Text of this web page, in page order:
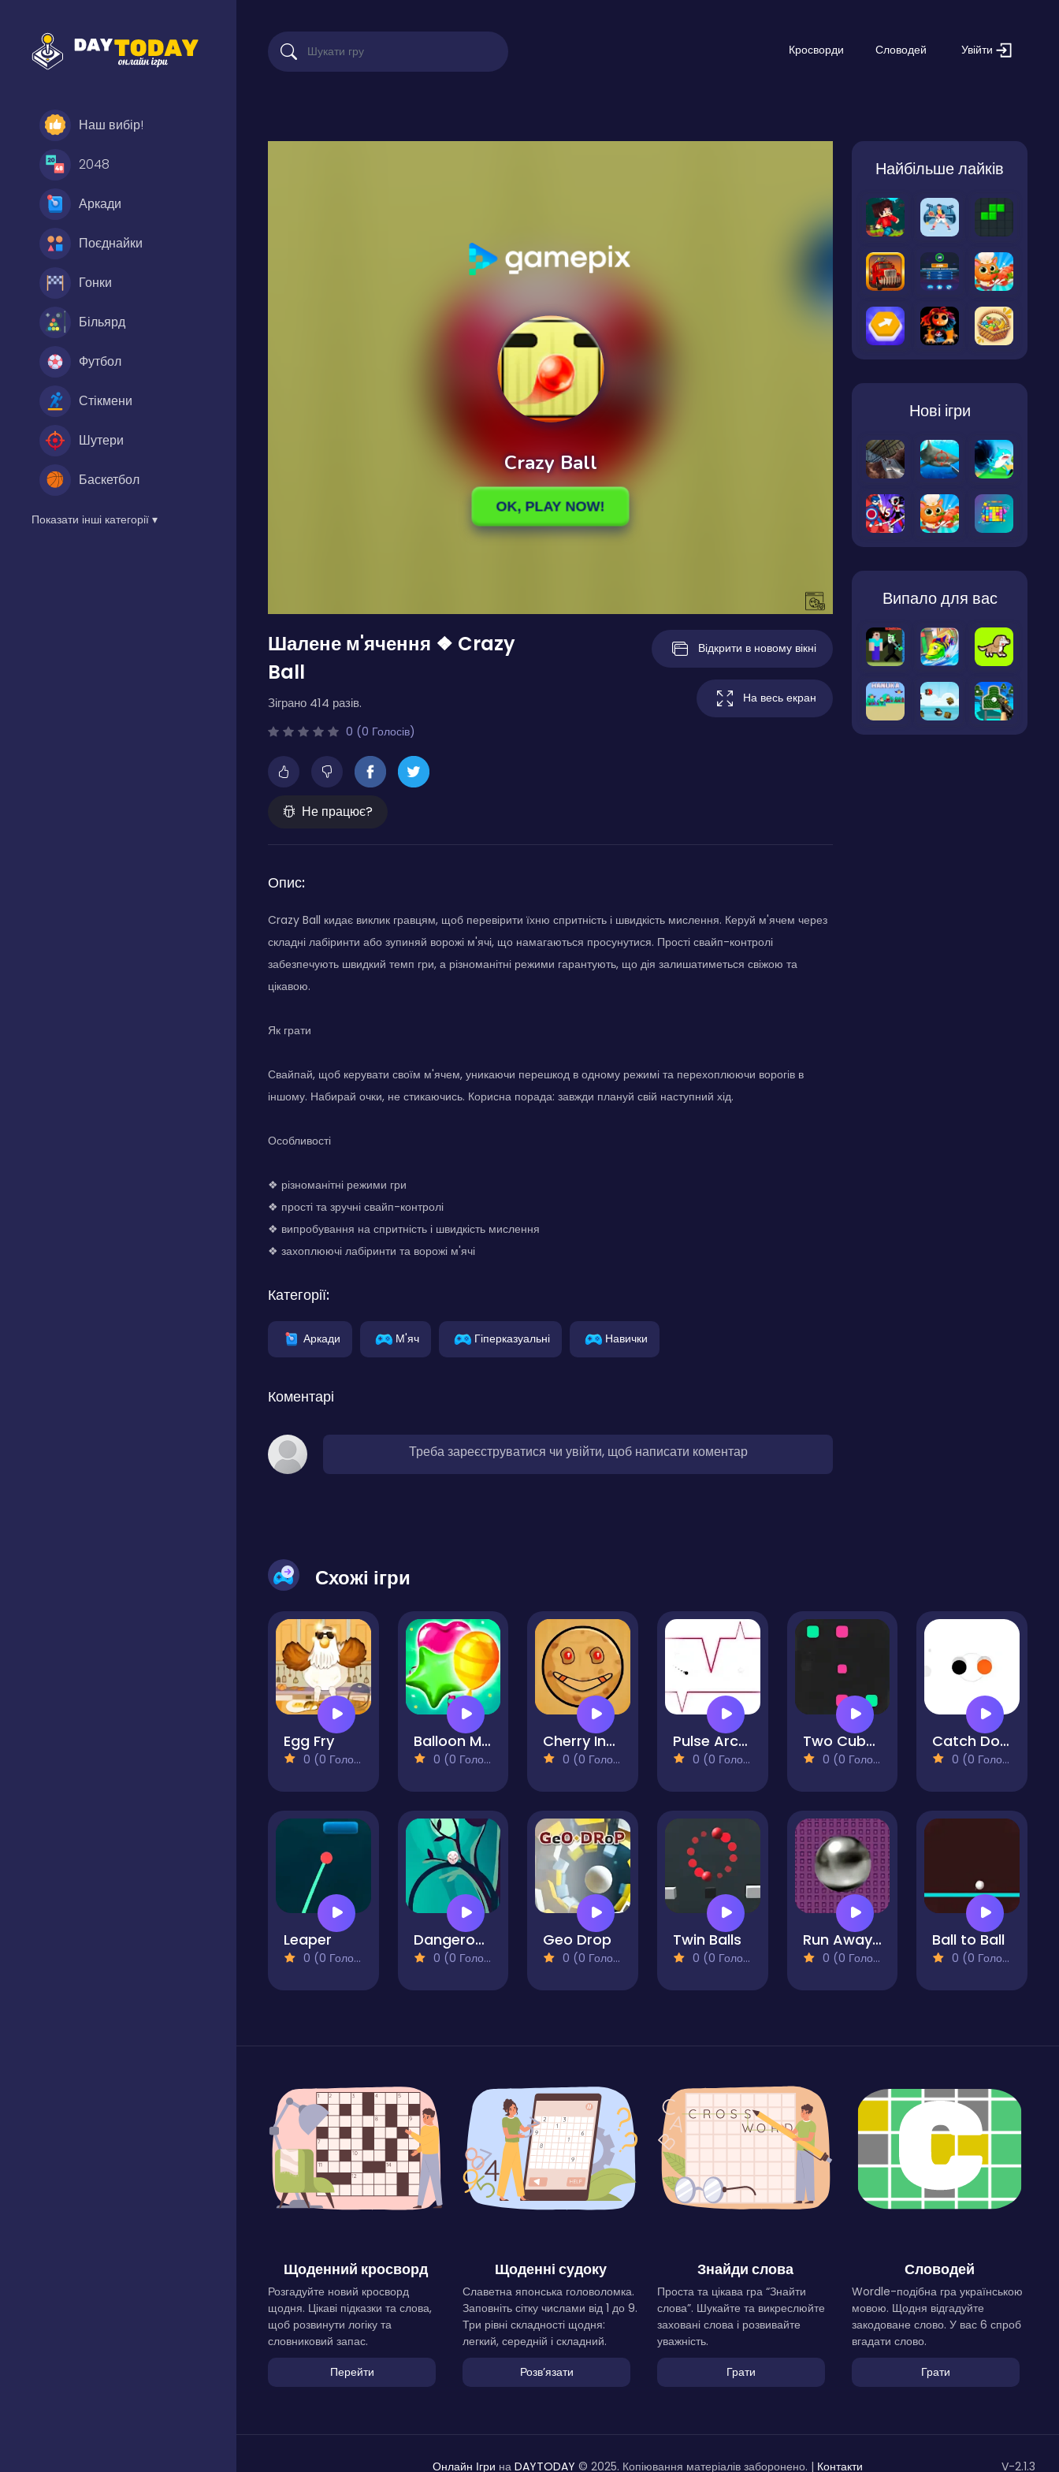
Наш вибір!
2048
Аркади
Поєднайки
Гонки
Більярд
Футбол
Стікмени
Шутери
Баскетбол
Показати інші категорії ▾
Кросворди Словодей Увійти
Шалене м'ячення ❖ Crazy
Ball
Зіграно 414 разів.
0 (0 Голосів)
Не працює?
Відкрити в новому вікні
На весь екран
Опис:
Crazy Ball кидає виклик гравцям, щоб перевірити їхню спритність і швидкість мислення. Керуй м'ячем через
складні лабіринти або зупиняй ворожі м'ячі, що намагаються просунутися. Прості свайп-контролі
забезпечують швидкий темп гри, а різноманітні режими гарантують, що дія залишатиметься свіжою та
цікавою.
Як грати
Свайпай, щоб керувати своїм м'ячем, уникаючи перешкод в одному режимі та перехоплюючи ворогів в
іншому. Набирай очки, не стикаючись. Корисна порада: завжди плануй свій наступний хід.
Особливості
❖ різноманітні режими гри
❖ прості та зручні свайп-контролі
❖ випробування на спритність і швидкість мислення
❖ захоплюючі лабіринти та ворожі м'ячі
Категорії:
Аркади М'яч Гіперказуальні Навички
Коментарі
Треба зареєструватися чи увійти, щоб написати коментар
Найбільше лайків
Нові ігри
Випало для вас
Схожі ігри
Egg Fry
0 (0 Голосів)
Balloon Match Color Match
0 (0 Голосів)
Cherry Inhere-Circle Pong King
0 (0 Голосів)
Pulse Arcade
0 (0 Голосів)
Two Cubes
0 (0 Голосів)
Catch Dots
0 (0 Голосів)
Leaper
0 (0 Голосів)
Dangerous Circle Online
0 (0 Голосів)
Geo Drop
0 (0 Голосів)
Twin Balls
0 (0 Голосів)
Run Away There
0 (0 Голосів)
Ball to Ball
0 (0 Голосів)
Щоденний кросворд
Розгадуйте новий кросворд
щодня. Цікаві підказки та слова,
щоб розвинути логіку та
словниковий запас.
Перейти
Щоденні судоку
Славетна японська головоломка.
Заповніть сітку числами від 1 до 9.
Три рівні складності щодня:
легкий, середній і складний.
Розвʼязати
Знайди слова
Проста та цікава гра “Знайти
слова”. Шукайте та викреслюйте
заховані слова і розвивайте
уважність.
Грати
Словодей
Wordle-подібна гра українською
мовою. Щодня відгадуйте
закодоване слово. У вас 6 спроб
вгадати слово.
Грати
Онлайн Ігри на DAYTODAY © 2025. Копіювання матеріалів заборонено. | Контакти V-2.1.3